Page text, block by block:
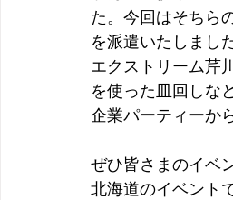
た。今回はそちら
を派遣いたしました
エクストリーム芹
を使った皿回しな
企業パーティーか
ぜひ皆さまのイベ
北海道のイベント